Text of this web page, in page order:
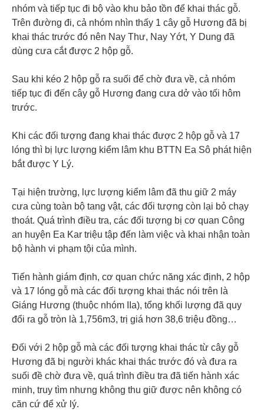
nhóm và tiếp tục đi bộ vào khu bảo tồn để khai thác gỗ.
Trên đường đi, cả nhóm nhìn thấy 1 cây gỗ Hương đã bị
khai thác trước đó nên Nay Thư, Nay Yớt, Y Dung đã
dùng cưa cắt được 2 hộp gỗ.
Sau khi kéo 2 hộp gỗ ra suối để chờ đưa về, cả nhóm
tiếp tục đi đến cây gỗ Hương đang cưa dở vào tối hôm
trước.
Khi các đối tượng đang khai thác được 2 hộp gỗ và 17
lóng thì bị lực lượng kiểm lâm khu BTTN Ea Sô phát hiện
bắt được Y Lý.
Tại hiện trường, lực lượng kiểm lâm đã thu giữ 2 máy
cưa cùng toàn bộ tang vật, các đối tượng còn lại bỏ chạy
thoát. Quá trình điều tra, các đối tượng bị cơ quan Công
an huyện Ea Kar triệu tập đến làm việc và khai nhận toàn
bộ hành vi phạm tội của mình.
Tiến hành giám định, cơ quan chức năng xác định, 2 hộp
và 17 lóng gỗ mà các đối tượng khai thác nói trên là
Giáng Hương (thuộc nhóm IIa), tổng khối lượng đã quy
đổi ra gỗ tròn là 1,756m3, trị giá hơn 38,6 triệu đồng…
Đối với 2 hộp gỗ mà các đối tượng khai thác từ cây gỗ
Hương đã bị người khác khai thác trước đó và đưa ra
suối đề chờ đưa về, quá trình điều tra đã tiến hành xác
minh, truy tìm nhưng không thu giữ được nên không có
căn cứ để xử lý.